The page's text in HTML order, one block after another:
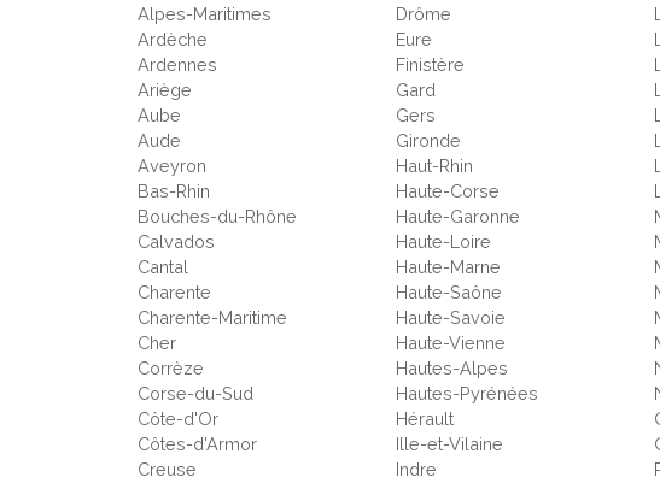
Alpes-Maritimes
Ardèche
Ardennes
Ariège
Aube
Aude
Aveyron
Bas-Rhin
Bouches-du-Rhône
Calvados
Cantal
Charente
Charente-Maritime
Cher
Corrèze
Corse-du-Sud
Côte-d'Or
Côtes-d'Armor
Creuse
Drôme
Eure
Finistère
Gard
Gers
Gironde
Haut-Rhin
Haute-Corse
Haute-Garonne
Haute-Loire
Haute-Marne
Haute-Saône
Haute-Savoie
Haute-Vienne
Hautes-Alpes
Hautes-Pyrénées
Hérault
Ille-et-Vilaine
Indre